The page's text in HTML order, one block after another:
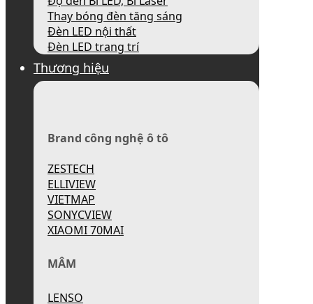
Thay bóng đèn tăng sáng
Đèn LED nội thất
Đèn LED trang trí
Thương hiệu
Brand công nghệ ô tô
ZESTECH
ELLIVIEW
VIETMAP
SONYCVIEW
XIAOMI 70MAI
MÂM
LENSO